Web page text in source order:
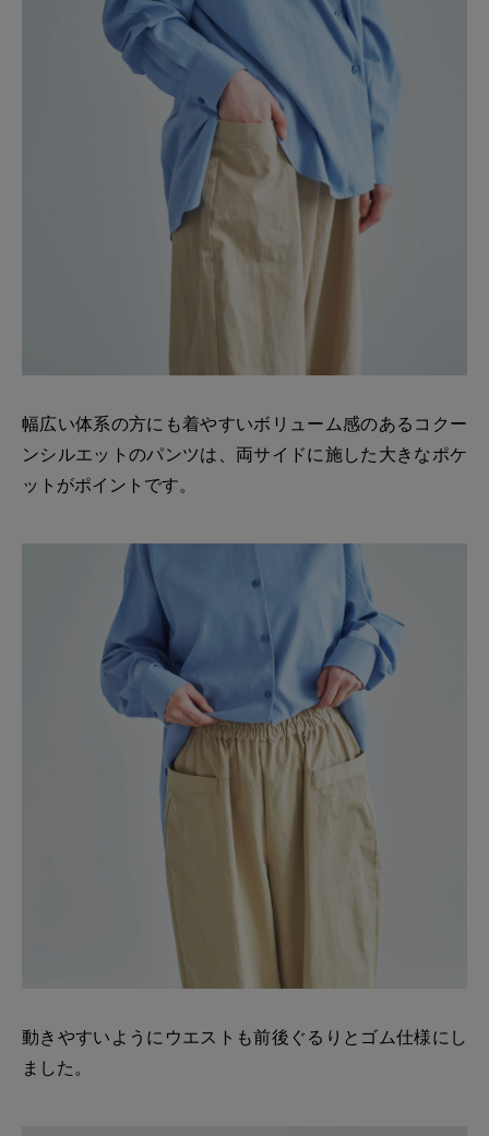
幅広い体系の方にも着やすいボリューム感のあるコクー
ンシルエットのパンツは、両サイドに施した大きなポケ
ットがポイントです。
動きやすいようにウエストも前後ぐるりとゴム仕様にし
ました。